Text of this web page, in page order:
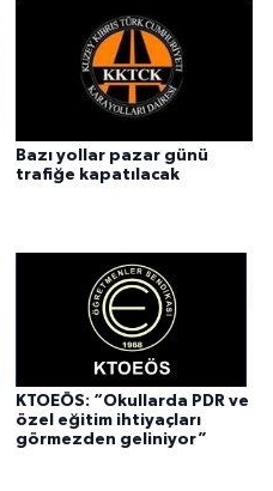
Bazı yollar pazar günü
trafiğe kapatılacak
KTOEÖS: “Okullarda PDR ve
özel eğitim ihtiyaçları
görmezden geliniyor”